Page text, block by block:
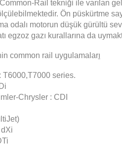
Rail tekniği ile varılan
Ön püskürtme
odalı motorun düşük gürültü
egzoz gazı kurallarına da
common rail uygulamaları
T6000,T7000 series.
Chrysler: CDI